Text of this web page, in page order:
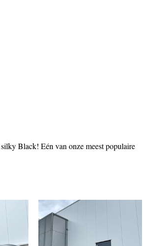
Black! Eén van onze meest populaire